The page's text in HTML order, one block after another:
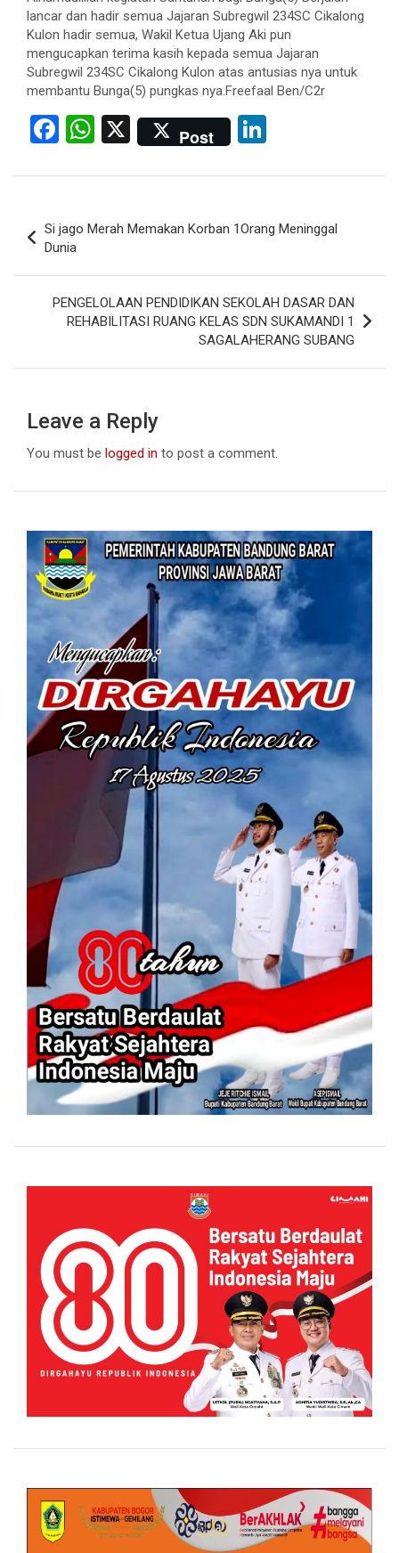
lancar dan hadir semua Jajaran Subregwil 234SC Cikalong
Kulon hadir semua, Wakil Ketua Ujang Aki pun
mengucapkan terima kasih kepada semua Jajaran
Subregwil 234SC Cikalong Kulon atas antusias nya untuk
membantu Bunga(5) pungkas nya.Freefaal Ben/C2r
F
ce
b
o
o
k
W
at
s
A
p
p
X Post
ke
dI
n
navigation
Si jago Merah Memakan Korban 1Orang Meninggal
Dunia
PENGELOLAAN PENDIDIKAN SEKOLAH DASAR DAN
REHABILITASI RUANG KELAS SDN SUKAMANDI 1
SAGALAHERANG SUBANG
Leave a Reply
You must be logged in to post a comment.